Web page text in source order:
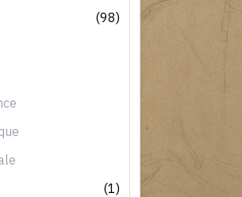
(98)
(1)